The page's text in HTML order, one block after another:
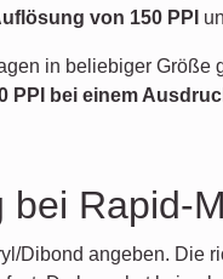
von 150 PPI
in beliebiger Größe
PPI bei einem
bei Rapid-
Dibond angeben. Die